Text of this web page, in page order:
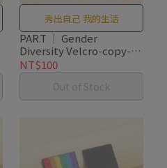
秀出自己 我的生活
PAR.T ｜ Gender
Diversity Velcro-copy-
copy-copy
NT$100
Out of Stock